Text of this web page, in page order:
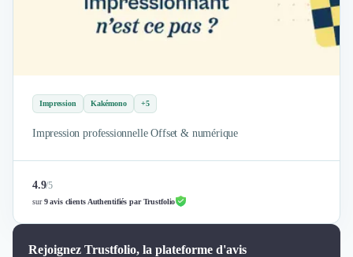
Veille commerciale
Photographie
Études Marketing
Email Marketing
Data Marketing
Logiciel Marketing
Logiciel Commercial
Impression Kakémono +5
Impression professionnelle Offset & numérique
4.9/5
sur9 avis clients Authentifiés par Trustfolio
Rejoignez Trustfolio, la plateforme d'avis